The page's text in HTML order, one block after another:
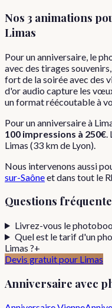
Nos 3 animations
Limas
Pour un anniversaire, le
avec des tirages
fort de la soirée avec des
d'or audio capture les
un format réécoutable à
Pourunanniversaireà
100 impressions à 250€
Limas (33 km de Lyon).
Nous intervenons aussi
sur-Saôneet dans tout le
Questions
Livrez-vous le
Quel est le tarif d'un
Limas ?+
Devis gratuit pour Limas
Anniversaire avec